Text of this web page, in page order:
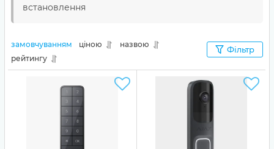
встановлення
замовчуванням ціною
назвою
рейтингу
Фільтр